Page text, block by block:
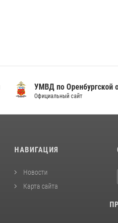
УМВД по Оренбургской
Официальный сайт
НАВИГАЦИЯ
Новости
Карта сайта